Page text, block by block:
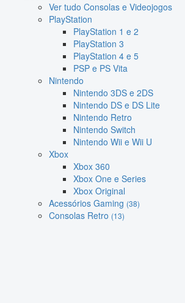
Ver tudo Consolas e Videojogos
PlayStation
PlayStation 1 e 2
PlayStation 3
PlayStation 4 e 5
PSP e PS Vita
Nintendo
Nintendo 3DS e 2DS
Nintendo DS e DS Lite
Nintendo Retro
Nintendo Switch
Nintendo Wii e Wii U
Xbox
Xbox 360
Xbox One e Series
Xbox Original
Acessórios Gaming (38)
Consolas Retro (13)